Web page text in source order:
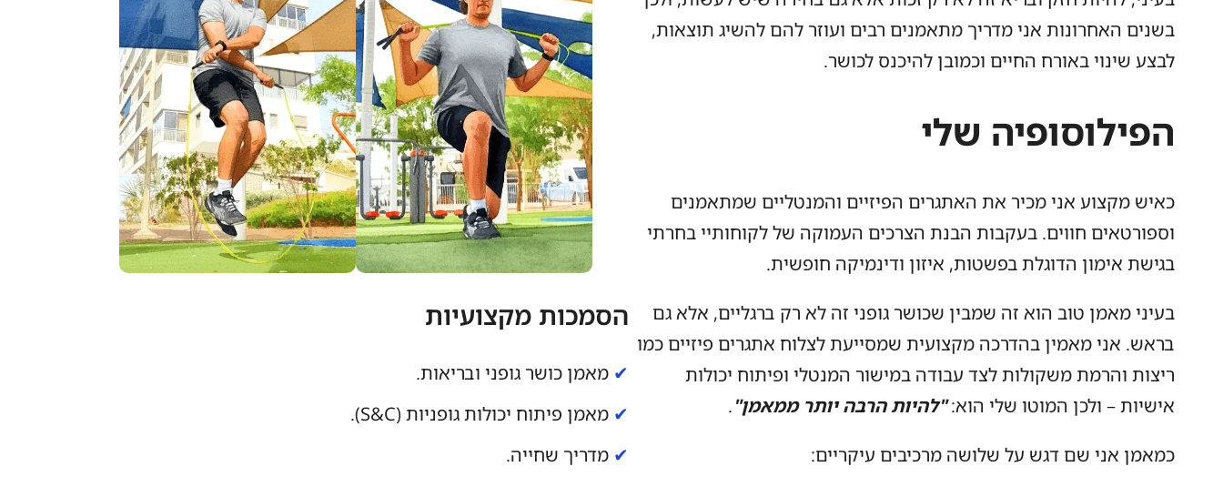
בשנים האחרונות אני מדריך מתאמנים רבים ועוזר להם להשיג תוצאות,
לבצע שינוי באורח החיים וכמובן להיכנס לכושר.
הפילוסופיה שלי
כאיש מקצוע אני מכיר את האתגרים הפיזיים והמנטליים שמתאמנים
וספורטאים חווים. בעקבות הבנת הצרכים העמוקה של לקוחותיי בחרתי
בגישת אימון הדוגלת בפשטות, איזון ודינמיקה חופשית.
בעיני מאמן טוב הוא זה שמבין שכושר גופני זה לא רק ברגליים, אלא גם
בראש. אני מאמין בהדרכה מקצועית שמסייעת לצלוח אתגרים פיזיים כמו
ריצות והרמת משקולות לצד עבודה במישור המנטלי ופיתוח יכולות
אישיות – ולכן המוטו שלי הוא:"להיות הרבה יותר ממאמן".
כמאמן אני שם דגש על שלושה מרכיבים עיקריים:
הסמכות מקצועיות
✔ מאמן כושר גופני ובריאות.
✔ מאמן פיתוח יכולות גופניות (S&C).
✔ מדריך שחייה.